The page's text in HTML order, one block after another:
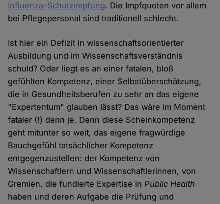
Influenza-Schutzimpfung. Die Impfquoten vor allem
bei Pflegepersonal sind traditionell schlecht.
Ist hier ein Defizit in wissenschaftsorientierter
Ausbildung und im Wissenschaftsverständnis
schuld? Oder liegt es an einer fatalen, bloß
gefühlten Kompetenz, einer Selbstüberschätzung,
die in Gesundheitsberufen zu sehr an das eigene
"Expertentum" glauben lässt? Das wäre im Moment
fataler (!) denn je. Denn diese Scheinkompetenz
geht mitunter so weit, das eigene fragwürdige
Bauchgefühl tatsächlicher Kompetenz
entgegenzustellen: der Kompetenz von
Wissenschaftlern und Wissenschaftlerinnen, von
Gremien, die fundierte Expertise inPublic Health
haben und deren Aufgabe die Prüfung und